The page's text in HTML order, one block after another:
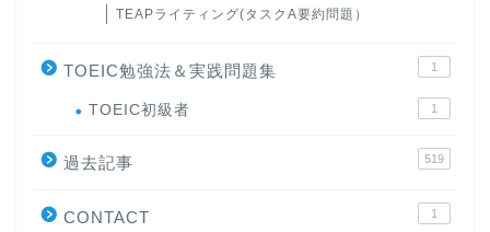
TEAPライティング(タスクA要約問題）
TOEIC勉強法＆実践問題集 1
TOEIC初級者 1
過去記事 519
CONTACT 1